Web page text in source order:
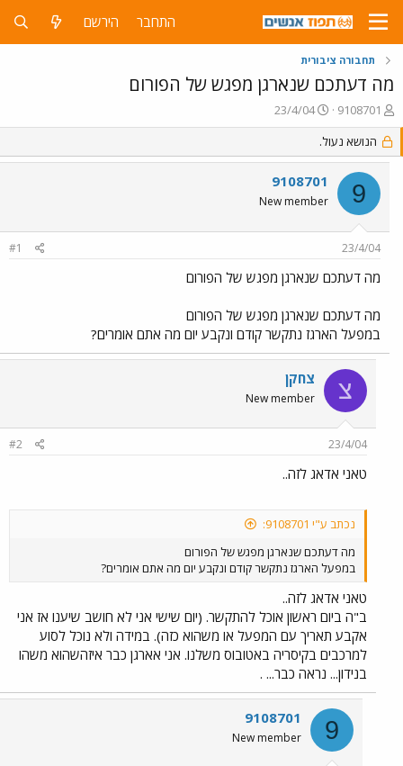
התחבר הירשם
תחבורה ציבורית
מה דעתכם שנארגן מפגש של הפורום
פ
ו
ת
ח
נ
9108701
פ
ו
ס
ם
ב
ת
ך
23/4/04
הנושא נעול.
9
9108701
New member
23/4/04
#1
מה דעתכם שנארגן מפגש של הפורום
מה דעתכם שנארגן מפגש של הפורום
במפעל הארגז נתקשר קודם ונקבע יום מה אתם אומרים?
צ צחקן
New member
23/4/04
#2
טאני אדאג לזה..
נכתב ע"י 9108701:
מה דעתכם שנארגן מפגש של הפורום
במפעל הארגז נתקשר קודם ונקבע יום מה אתם אומרים?
טאני אדאג לזה..
ב"ה ביום ראשון אוכל להתקשר. (יום שישי אני לא חושב שיענו אז אני
אקבע תאריך עם המפעל או משהוא כזה). במידה ולא נוכל לסוע
למרכבים בקיסריה באטובוס משלנו. אני אארגן כבר איזהשהוא משהו
בנידון... נראה כבר... .
9
9108701
New member